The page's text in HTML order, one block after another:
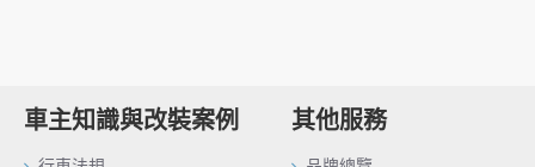
車主知識與改裝案例 其他服務